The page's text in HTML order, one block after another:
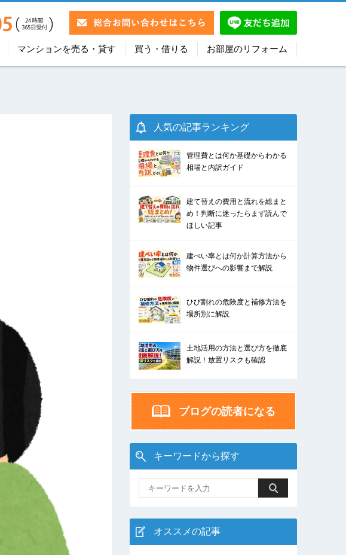
マンションを売る・貸す 買う・借りる お部屋のリフォーム
人気の記事ランキング
管理費とは何か基礎からわかる
相場と内訳ガイド
建て替えの費用と流れを総まと
め！判断に迷ったらまず読んで
ほしい記事
建ぺい率とは何か計算方法から
物件選びへの影響まで解説
ひび割れの危険度と補修方法を
場所別に解説
土地活用の方法と選び方を徹底
解説！放置リスクも確認
ブログの読者になる
キーワードから探す
オススメの記事